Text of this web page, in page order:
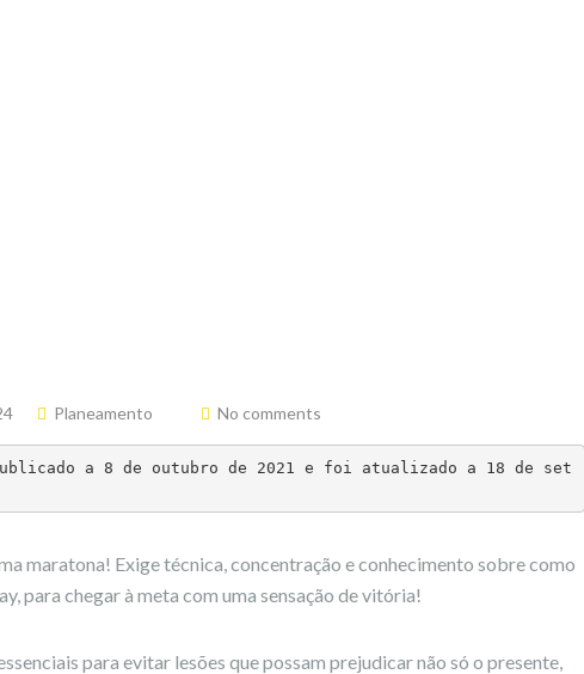
Planeamento No comments
a 8 de outubro de 2021 e foi atualizado a 18 de set
maratona! Exige técnica, concentração e conhecimento sobre como
para chegar à meta com uma sensação de vitória!
para evitar lesões que possam prejudicar não só o presente,